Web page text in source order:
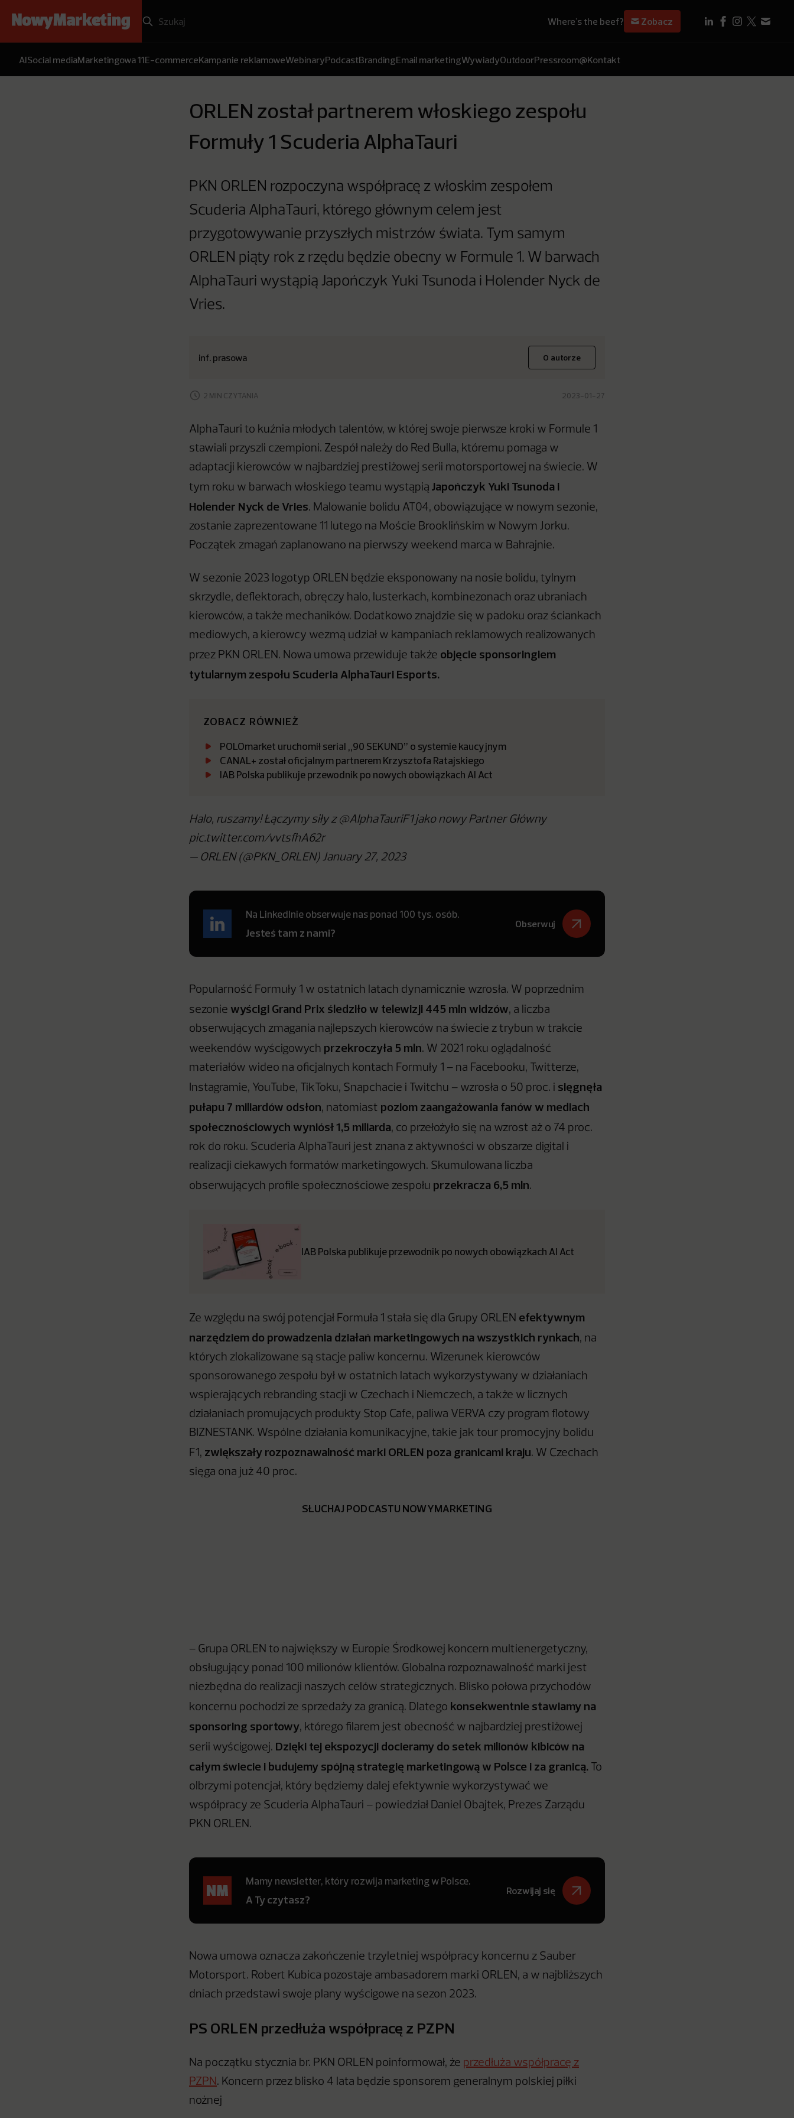
Where's the beef? Zobacz
AISocial mediaMarketingowa 11E-commerceKampanie reklamoweWebinaryPodcastBrandingEmail marketingWywiadyOutdoorPressroom@Kontakt
ORLEN został partnerem włoskiego zespołu
Formuły 1 Scuderia AlphaTauri
PKN ORLEN rozpoczyna współpracę z włoskim zespołem
Scuderia AlphaTauri, którego głównym celem jest
przygotowywanie przyszłych mistrzów świata. Tym samym
ORLEN piąty rok z rzędu będzie obecny w Formule 1. W barwach
AlphaTauri wystąpią Japończyk Yuki Tsunoda i Holender Nyck de
Vries.
inf. prasowa O autorze
2 MIN CZYTANIA 2023-01-27
AlphaTauri to kuźnia młodych talentów, w której swoje pierwsze kroki w Formule 1
stawiali przyszli czempioni. Zespół należy do Red Bulla, któremu pomaga w
adaptacji kierowców w najbardziej prestiżowej serii motorsportowej na świecie. W
tym roku w barwach włoskiego teamu wystąpią Japończyk Yuki Tsunoda i
Holender Nyck de Vries. Malowanie bolidu AT04, obowiązujące w nowym sezonie,
zostanie zaprezentowane 11 lutego na Moście Brooklińskim w Nowym Jorku.
Początek zmagań zaplanowano na pierwszy weekend marca w Bahrajnie.
W sezonie 2023 logotyp ORLEN będzie eksponowany na nosie bolidu, tylnym
skrzydle, deflektorach, obręczy halo, lusterkach, kombinezonach oraz ubraniach
kierowców, a także mechaników. Dodatkowo znajdzie się w padoku oraz ściankach
mediowych, a kierowcy wezmą udział w kampaniach reklamowych realizowanych
przez PKN ORLEN. Nowa umowa przewiduje także objęcie sponsoringiem
tytularnym zespołu Scuderia AlphaTauri Esports.
ZOBACZ RÓWNIEŻ
POLOmarket uruchomił serial „90 SEKUND” o systemie kaucyjnym
CANAL+ został oficjalnym partnerem Krzysztofa Ratajskiego
IAB Polska publikuje przewodnik po nowych obowiązkach AI Act
Halo, ruszamy! Łączymy siły z @AlphaTauriF1 jako nowy Partner Główny
pic.twitter.com/vvtsfhA62r
— ORLEN (@PKN_ORLEN) January 27, 2023
Na LinkedInie obserwuje nas ponad 100 tys. osób.
Jesteś tam z nami?
Obserwuj
Popularność Formuły 1 w ostatnich latach dynamicznie wzrosła. W poprzednim
sezonie wyścigi Grand Prix śledziło w telewizji 445 mln widzów, a liczba
obserwujących zmagania najlepszych kierowców na świecie z trybun w trakcie
weekendów wyścigowych przekroczyła 5 mln. W 2021 roku oglądalność
materiałów wideo na oficjalnych kontach Formuły 1 – na Facebooku, Twitterze,
Instagramie, YouTube, TikToku, Snapchacie i Twitchu – wzrosła o 50 proc. i sięgnęła
pułapu 7 miliardów odsłon, natomiast poziom zaangażowania fanów w mediach
społecznościowych wyniósł 1,5 miliarda, co przełożyło się na wzrost aż o 74 proc.
rok do roku. Scuderia AlphaTauri jest znana z aktywności w obszarze digital i
realizacji ciekawych formatów marketingowych. Skumulowana liczba
obserwujących profile społecznościowe zespołu przekracza 6,5 mln.
IAB Polska publikuje przewodnik po nowych obowiązkach AI Act
Ze względu na swój potencjał Formuła 1 stała się dla Grupy ORLEN efektywnym
narzędziem do prowadzenia działań marketingowych na wszystkich rynkach, na
których zlokalizowane są stacje paliw koncernu. Wizerunek kierowców
sponsorowanego zespołu był w ostatnich latach wykorzystywany w działaniach
wspierających rebranding stacji w Czechach i Niemczech, a także w licznych
działaniach promujących produkty Stop Cafe, paliwa VERVA czy program flotowy
BIZNESTANK. Wspólne działania komunikacyjne, takie jak tour promocyjny bolidu
F1, zwiększały rozpoznawalność marki ORLEN poza granicami kraju. W Czechach
sięga ona już 40 proc.
SŁUCHAJ PODCASTU NOWYMARKETING
– Grupa ORLEN to największy w Europie Środkowej koncern multienergetyczny,
obsługujący ponad 100 milionów klientów. Globalna rozpoznawalność marki jest
niezbędna do realizacji naszych celów strategicznych. Blisko połowa przychodów
koncernu pochodzi ze sprzedaży za granicą. Dlatego konsekwentnie stawiamy na
sponsoring sportowy, którego filarem jest obecność w najbardziej prestiżowej
serii wyścigowej. Dzięki tej ekspozycji docieramy do setek milionów kibiców na
całym świecie i budujemy spójną strategię marketingową w Polsce i za granicą. To
olbrzymi potencjał, który będziemy dalej efektywnie wykorzystywać we
współpracy ze Scuderia AlphaTauri – powiedział Daniel Obajtek, Prezes Zarządu
PKN ORLEN.
Mamy newsletter, który rozwija marketing w Polsce.
A Ty czytasz?
Rozwijaj się
Nowa umowa oznacza zakończenie trzyletniej współpracy koncernu z Sauber
Motorsport. Robert Kubica pozostaje ambasadorem marki ORLEN, a w najbliższych
dniach przedstawi swoje plany wyścigowe na sezon 2023.
PS ORLEN przedłuża współpracę z PZPN
Na początku stycznia br. PKN ORLEN poinformował, że przedłuża współpracę z
PZPN. Koncern przez blisko 4 lata będzie sponsorem generalnym polskiej piłki
nożnej